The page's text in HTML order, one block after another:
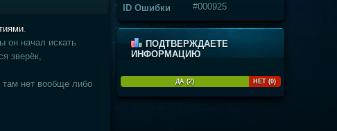
ID Ошибки #000925
ПОДТВЕРЖДАЕТЕ
ИНФОРМАЦИЮ
ДА (2) НЕТ (0)
.
он начал искать
зверёк,
там нет вообще либо